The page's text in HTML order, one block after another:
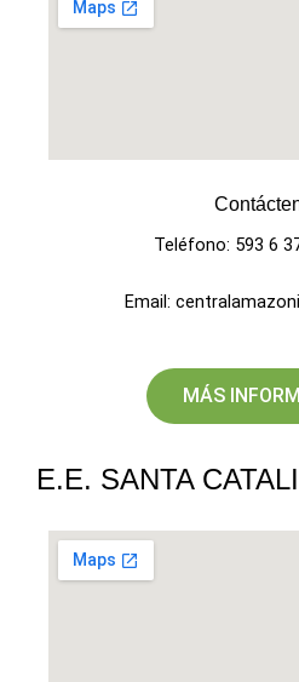
Teléfono: 593 6
Email:
MÁS
E.E. SANTA